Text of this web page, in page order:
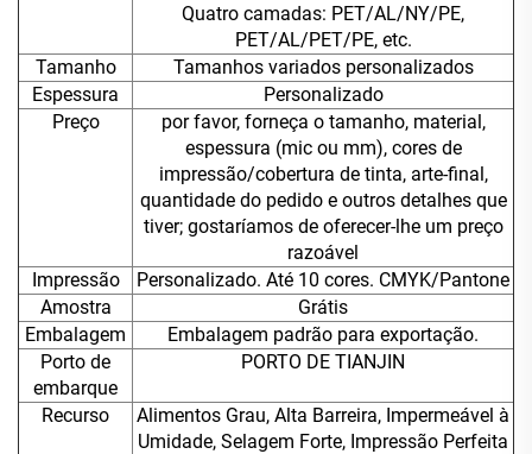
Quatro camadas: PET/AL/NY/PE,
PET/AL/PET/PE, etc.
Tamanho
Tamanhos variados personalizados
Espessura
Personalizado
Preço
por favor, forneça o tamanho, material,
espessura (mic ou mm), cores de
impressão/cobertura de tinta, arte-final,
quantidade do pedido e outros detalhes que
tiver; gostaríamos de oferecer-lhe um preço
razoável
Impressão
Personalizado. Até 10 cores. CMYK/Pantone
Amostra
Grátis
Embalagem
Embalagem padrão para exportação.
Porto de
embarque
PORTO DE TIANJIN
Recurso
Alimentos Grau, Alta Barreira, Impermeável à
Umidade, Selagem Forte, Impressão Perfeita